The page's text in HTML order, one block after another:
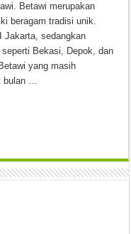
Betawi merupakan
beragam tradisi unik.
Jakarta, sedangkan
Bekasi, Depok, dan
yang masih
bulan …